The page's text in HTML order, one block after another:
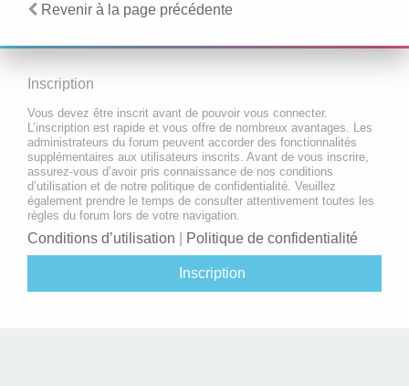
Revenir à la page précédente
Inscription
Vous devez être inscrit avant de pouvoir vous connecter.
L’inscription est rapide et vous offre de nombreux avantages. Les
administrateurs du forum peuvent accorder des fonctionnalités
supplémentaires aux utilisateurs inscrits. Avant de vous inscrire,
assurez-vous d’avoir pris connaissance de nos conditions
d’utilisation et de notre politique de confidentialité. Veuillez
également prendre le temps de consulter attentivement toutes les
règles du forum lors de votre navigation.
Conditions d’utilisation Politique de confidentialité
Inscription